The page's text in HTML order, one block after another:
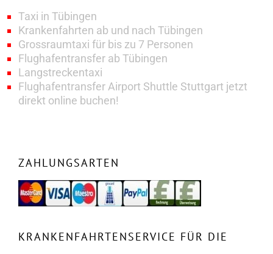
Taxi in Tübingen
Krankenfahrten ab und nach Tübingen
Grossraumtaxi für bis zu 7 Personen
Flughafentransfer ab Tübingen
Langstreckentaxi
Flughafentransfer Airport Shuttle Stuttgart jetzt
direkt online buchen!
ZAHLUNGSARTEN
KRANKENFAHRTENSERVICE FÜR DIE